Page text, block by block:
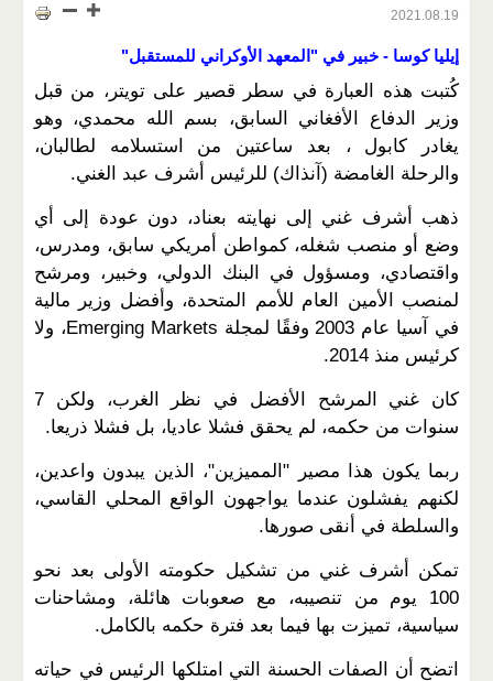
2021.08.19
إيليا كوسا - خبير في "المعهد الأوكراني للمستقبل"
كُتبت هذه العبارة في سطر قصير على تويتر، من قبل
وزير الدفاع الأفغاني السابق، بسم الله محمدي، وهو
يغادر كابول ، بعد ساعتين من استسلامه لطالبان،
والرحلة الغامضة (آنذاك) للرئيس أشرف عبد الغني.
ذهب أشرف غني إلى نهايته بعناد، دون عودة إلى أي
وضع أو منصب شغله، كمواطن أمريكي سابق، ومدرس،
واقتصادي، ومسؤول في البنك الدولي، وخبير، ومرشح
لمنصب الأمين العام للأمم المتحدة، وأفضل وزير مالية
في آسيا عام 2003 وفقًا لمجلة Emerging Markets، ولا
كرئيس منذ 2014.
كان غني المرشح الأفضل في نظر الغرب، ولكن 7
سنوات من حكمه، لم يحقق فشلا عاديا، بل فشلا ذريعا.
ربما يكون هذا مصير "المميزين"، الذين يبدون واعدين،
لكنهم يفشلون عندما يواجهون الواقع المحلي القاسي،
والسلطة في أنقى صورها.
تمكن أشرف غني من تشكيل حكومته الأولى بعد نحو
100 يوم من تنصيبه، مع صعوبات هائلة، ومشاحنات
سياسية، تميزت بها فيما بعد فترة حكمه بالكامل.
اتضح أن الصفات الحسنة التي امتلكها الرئيس في حياته